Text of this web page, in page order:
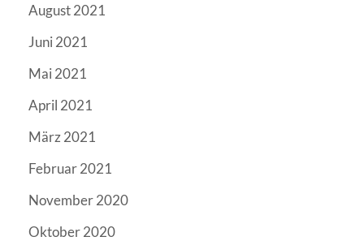
August 2021
Juni 2021
Mai 2021
April 2021
März 2021
Februar 2021
November 2020
Oktober 2020